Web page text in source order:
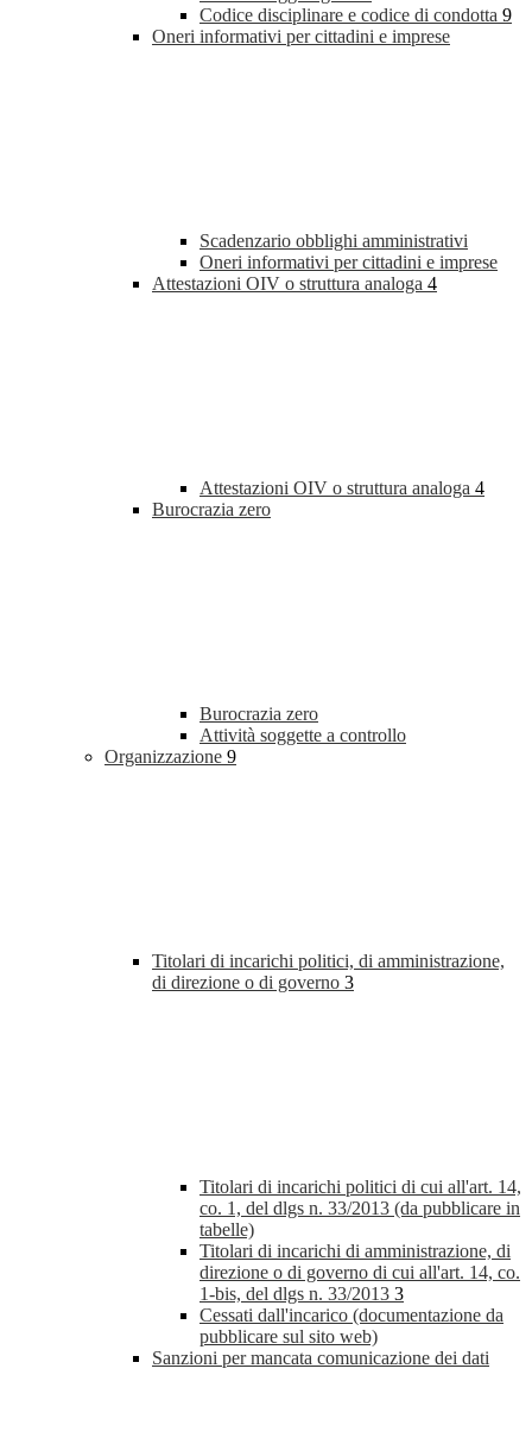
Codice disciplinare e codice di condotta 9
Oneri informativi per cittadini e imprese
Scadenzario obblighi amministrativi
Oneri informativi per cittadini e imprese
Attestazioni OIV o struttura analoga 4
Attestazioni OIV o struttura analoga 4
Burocrazia zero
Burocrazia zero
Attività soggette a controllo
Organizzazione 9
Titolari di incarichi politici, di amministrazione,
di direzione o di governo 3
Titolari di incarichi politici di cui all'art. 14,
co. 1, del dlgs n. 33/2013 (da pubblicare in
tabelle)
Titolari di incarichi di amministrazione, di
direzione o di governo di cui all'art. 14, co.
1-bis, del dlgs n. 33/2013 3
Cessati dall'incarico (documentazione da
pubblicare sul sito web)
Sanzioni per mancata comunicazione dei dati